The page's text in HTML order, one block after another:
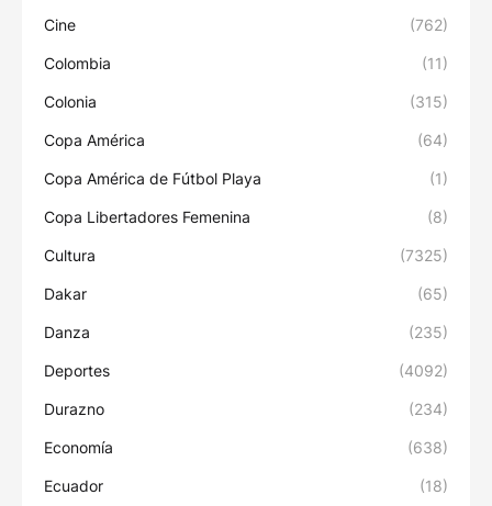
Cine (762)
Colombia (11)
Colonia (315)
Copa América (64)
Copa América de Fútbol Playa (1)
Copa Libertadores Femenina (8)
Cultura (7325)
Dakar (65)
Danza (235)
Deportes (4092)
Durazno (234)
Economía (638)
Ecuador (18)